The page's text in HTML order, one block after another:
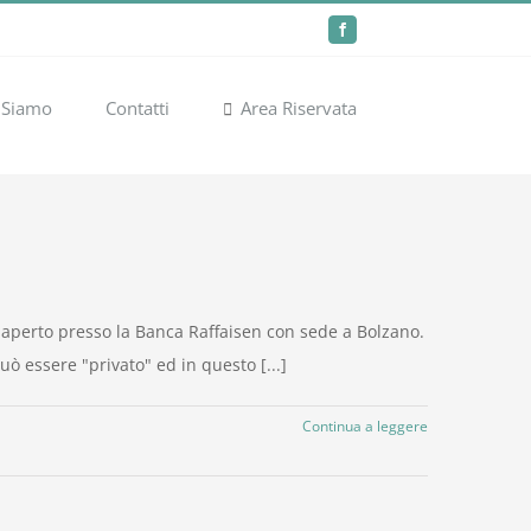
Facebook
Contatti Area Riservata
presso la Banca Raffaisen con sede a Bolzano.
essere "privato" ed in questo [...]
Continua a leggere